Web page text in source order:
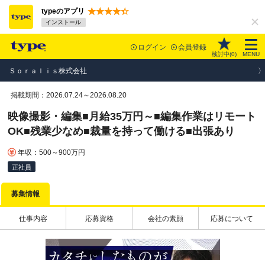
typeのアプリ
インストール
ログイン 会員登録
検討中(0) MENU
Ｓｏｒａｌｉｓ株式会社
掲載期間：2026.07.24～2026.08.20
映像撮影・編集■月給35万円～■編集作業はリモート
OK■残業少なめ■裁量を持って働ける■出張あり
年収：500～900万円
正社員
募集情報
仕事内容 応募資格 会社の素顔 応募について